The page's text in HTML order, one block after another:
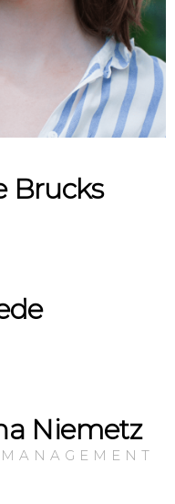
Brucks
Niemetz